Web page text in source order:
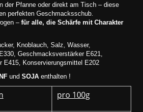
der Pfanne oder direkt am Tisch – diese
perfekten Geschmacksschub.
– für alle, die Schärfe mit Charakter
Knoblauch, Salz, Wasser,
Geschmacksverstärker E621,
E415, Konservierungsmittel E202
und SOJA enthalten !
pro 100g